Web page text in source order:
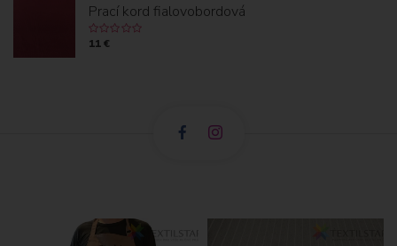
Prací kord fialovobordová
11 €